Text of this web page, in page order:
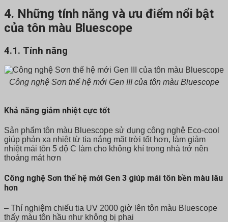
4. Những tính năng và ưu điểm nổi bật
của tôn màu Bluescope
4.1. Tính năng
Công nghệ Sơn thế hệ mới Gen III của tôn màu Bluescope
Khả năng giảm nhiệt cực tốt
Sản phẩm tôn màu Bluescope sử dụng công nghệ Eco-cool
giúp phản xạ nhiệt từ tia nắng mặt trời tốt hơn, làm giảm
nhiệt mái tôn 5 độ C làm cho không khí trong nhà trở nên
thoáng mát hơn
Công nghệ Sơn thế hệ mới Gen 3 giúp mái tôn bền màu lâu
hơn
– Thí nghiệm chiếu tia UV 2000 giờ lên tôn màu Bluescope
thấy màu tôn hầu như không bị phai